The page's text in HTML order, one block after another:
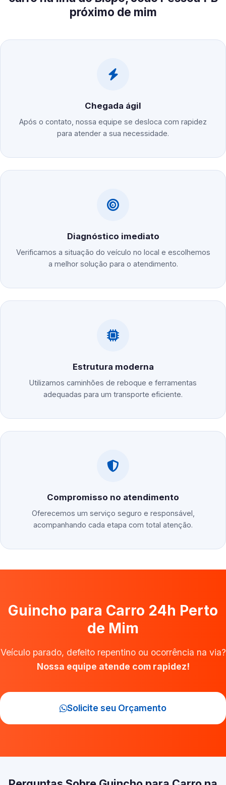
próximo de mim
Chegada ágil
Após o contato, nossa equipe se desloca com rapidez
para atender a sua necessidade.
Diagnóstico imediato
Verificamos a situação do veículo no local e escolhemos
a melhor solução para o atendimento.
Estrutura moderna
Utilizamos caminhões de reboque e ferramentas
adequadas para um transporte eficiente.
Compromisso no atendimento
Oferecemos um serviço seguro e responsável,
acompanhando cada etapa com total atenção.
Guincho para Carro 24h Perto
de Mim
Veículo parado, defeito repentino ou ocorrência na via?
Nossa equipe atende com rapidez!
Solicite seu Orçamento